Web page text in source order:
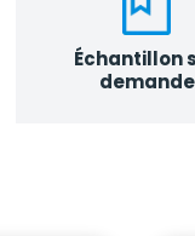
Échantillon
demande